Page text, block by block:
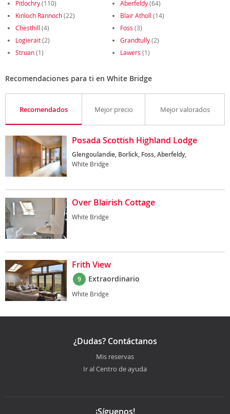
Pitlochry(110) Aberfeldy(64)
Kinloch Rannoch(22) Blair Atholl (14)
Chesthill (4) Foss (3)
Logierait(2) Grandtully(2)
Struan(1) Lawers (1)
Recomendaciones para ti en White Bridge
Recomendados Mejor precio Mejor valorados
Posada Scottish Highland Lodge
Glengoulandie, Borlick, Foss, Aberfeldy,
White Bridge
Over Blairish Cottage
White Bridge
Frith View
9 Extraordinario
White Bridge
¿Dudas? Contáctanos
Mis reservas
Ir al Centro de ayuda
¡Síguenos!